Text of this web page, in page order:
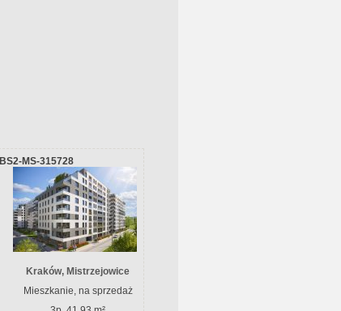
BS2-MS-315728
Kraków, Mistrzejowice
Mieszkanie, na sprzedaż